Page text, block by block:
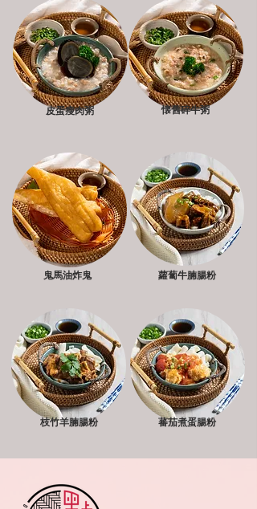
皮蛋瘦肉粥 懐舊碎牛粥
鬼馬油炸鬼 蘿蔔牛腩腸粉
枝竹羊腩腸粉 蕃茄煮蛋腸粉